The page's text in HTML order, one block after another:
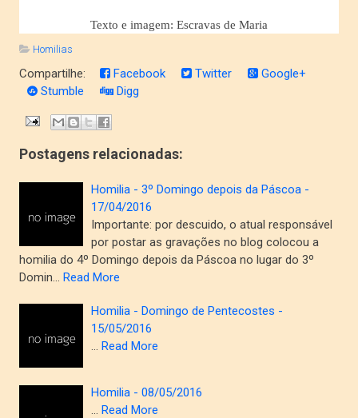
Texto e imagem: Escravas de Maria
Homilias
Compartilhe: Facebook Twitter
Google+
Stumble
Digg
Postagens relacionadas:
Homilia - 3º Domingo depois da Páscoa -
17/04/2016
Importante: por descuido, o atual responsável
por postar as gravações no blog colocou a
homilia do 4º Domingo depois da Páscoa no lugar do 3º
Domin… Read More
Homilia - Domingo de Pentecostes -
15/05/2016
… Read More
Homilia - 08/05/2016
… Read More